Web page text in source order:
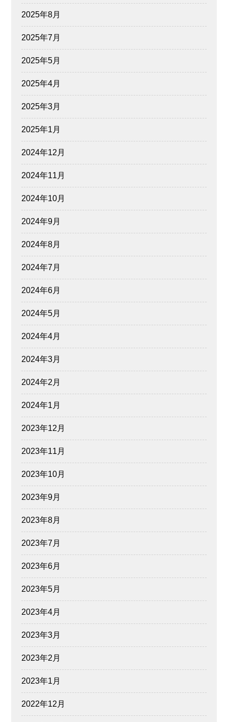
2025年8月
2025年7月
2025年5月
2025年4月
2025年3月
2025年1月
2024年12月
2024年11月
2024年10月
2024年9月
2024年8月
2024年7月
2024年6月
2024年5月
2024年4月
2024年3月
2024年2月
2024年1月
2023年12月
2023年11月
2023年10月
2023年9月
2023年8月
2023年7月
2023年6月
2023年5月
2023年4月
2023年3月
2023年2月
2023年1月
2022年12月